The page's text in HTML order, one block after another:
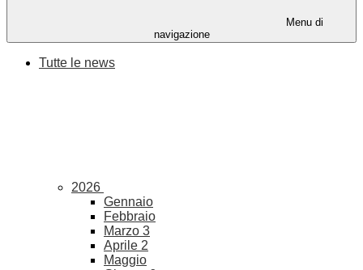
Menu di
navigazione
Tutte le news
2026
Gennaio
Febbraio
Marzo 3
Aprile 2
Maggio